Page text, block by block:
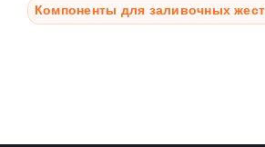
Компоненты для заливочных